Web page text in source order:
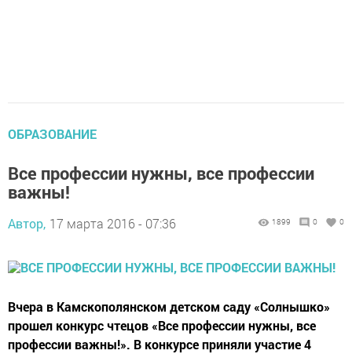
ОБРАЗОВАНИЕ
Все профессии нужны, все профессии
важны!
Автор, 17 марта 2016 - 07:36 1899 0 0
Вчера в Камскополянском детском саду «Солнышко»
прошел конкурс чтецов «Все профессии нужны, все
профессии важны!». В конкурсе приняли участие 4